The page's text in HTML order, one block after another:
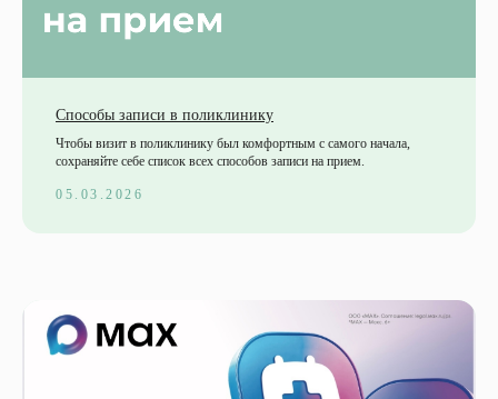
Способы записи в поликлинику
Чтобы визит в поликлинику был комфортным с самого начала,
сохраняйте себе список всех способов записи на прием.
05.03.2026